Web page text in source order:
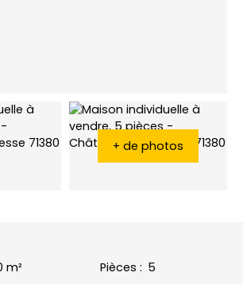
+ de photos
m² Pièces : 5